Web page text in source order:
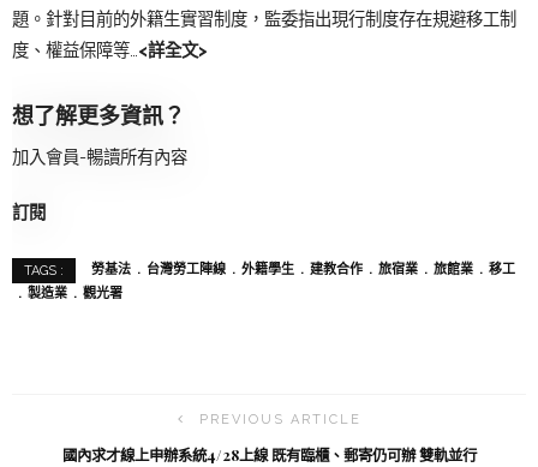
題。針對目前的外籍生實習制度，監委指出現行制度存在規避移工制
度、權益保障等… <詳全文>
想了解更多資訊？
加入會員-暢讀所有內容
訂閱
TAGS : 勞基法 台灣勞工陣線 外籍學生 建教合作 旅宿業 旅館業
移工
製造業
觀光署
PREVIOUS ARTICLE
國內求才線上申辦系統4/28上線 既有臨櫃、郵寄仍可辦 雙軌並行